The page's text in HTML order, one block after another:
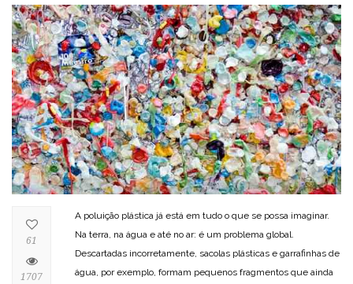
A poluição plástica já está em tudo o que se possa imaginar.
Na terra, na água e até no ar: é um problema global.
Descartadas incorretamente, sacolas plásticas e garrafinhas de
água, por exemplo, formam pequenos fragmentos que ainda
61
1707